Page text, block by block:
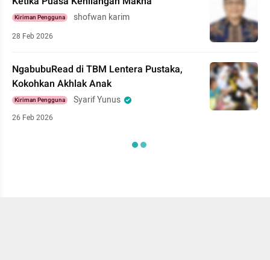
Kiriman Pengguna shofwan karim
28 Feb 2026
NgabubuRead di TBM Lentera Pustaka,
Kokohkan Akhlak Anak
Kiriman Pengguna Syarif Yunus
26 Feb 2026